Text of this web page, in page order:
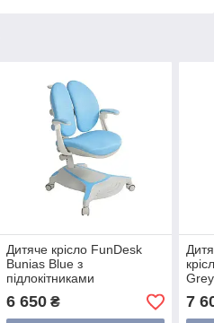
Дитяче крісло FunDesk
Bunias Blue з
підлокітниками
6 650₴ 7